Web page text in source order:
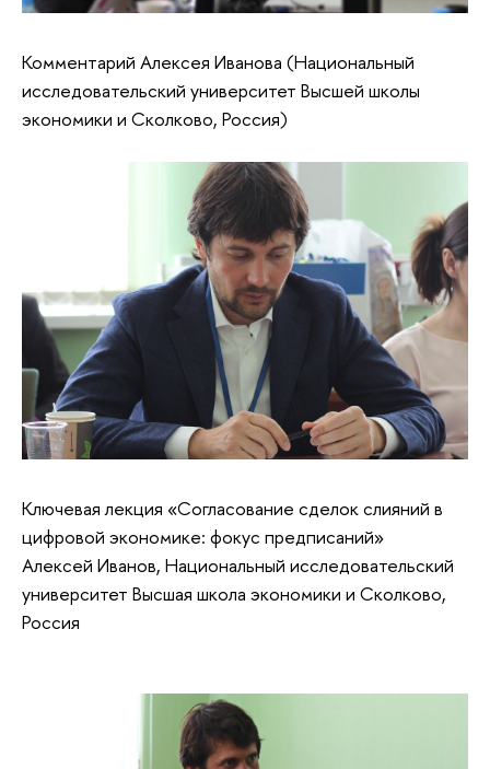
Комментарий Алексея Иванова (Национальный
исследовательский университет Высшей школы
экономики и Сколково, Россия)
Ключевая лекция «Согласование сделок слияний в
цифровой экономике: фокус предписаний»
Алексей Иванов, Национальный исследовательский
университет Высшая школа экономики и Сколково,
Россия